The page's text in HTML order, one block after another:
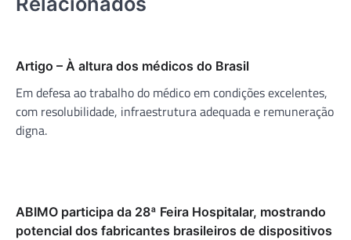
Artigo – À altura dos médicos do Brasil
Em defesa ao trabalho do médico em condições excelentes,
com resolubilidade, infraestrutura adequada e remuneração
digna.
ABIMO participa da 28ª Feira Hospitalar, mostrando
potencial dos fabricantes brasileiros de dispositivos